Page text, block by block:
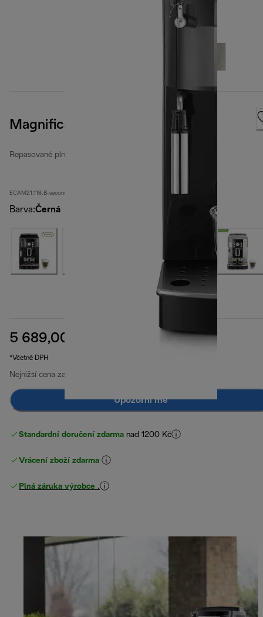
Magnifica S
Repasované plnoautomatické kávovary
ECAM21.118.B-second
Barva:Černá
5 689,00 Kč původní cena 10 109,00 Kč
(-44 %)
*Včetně DPH
Nejnižší cena za posledních 30 dní
Upozorni mě
Standardní doručení zdarma nad 1200 Kč
Vrácení zboží zdarma
Plná záruka výrobce .